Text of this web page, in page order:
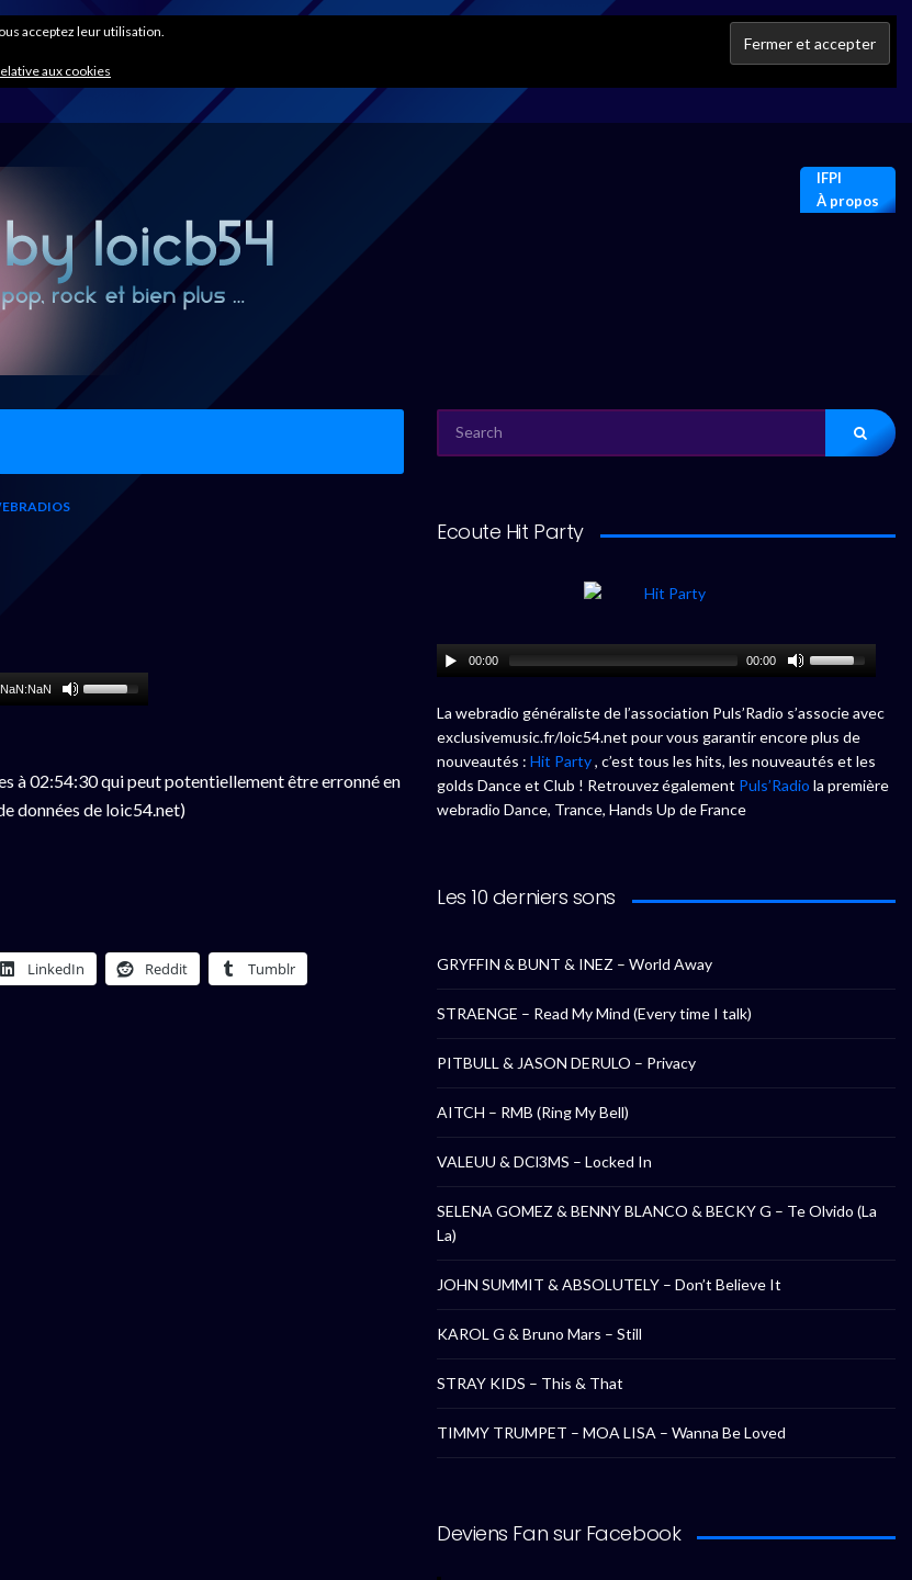
IFPI
À propos
NaN:NaN
à 02:54:30 qui peut potentiellement être erronné en
données de loic54.net)
LinkedIn Reddit Tumblr
FOR:
Ecoute Hit Party
00:00 00:00
La webradio généraliste de l’association Puls’Radio s’associe avec
exclusivemusic.fr/loic54.net pour vous garantir encore plus de
nouveautés : Hit Party, c’est tous les hits, les nouveautés et les
golds Dance et Club ! Retrouvez également Puls’Radio la première
webradio Dance, Trance, Hands Up de France
Les 10 derniers sons
GRYFFIN & BUNT & INEZ – World Away
STRAENGE – Read My Mind (Every time I talk)
PITBULL & JASON DERULO – Privacy
AITCH – RMB (Ring My Bell)
VALEUU & DCl3MS – Locked In
SELENA GOMEZ & BENNY BLANCO & BECKY G – Te Olvido (La
La)
JOHN SUMMIT & ABSOLUTELY – Don’t Believe It
KAROL G & Bruno Mars – Still
STRAY KIDS – This & That
TIMMY TRUMPET – MOA LISA – Wanna Be Loved
Deviens Fan sur Facebook
acceptez leur utilisation.
aux cookies